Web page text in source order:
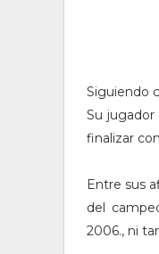
Siguiendo
Su
finalizar
Entre sus
del
2006., ni